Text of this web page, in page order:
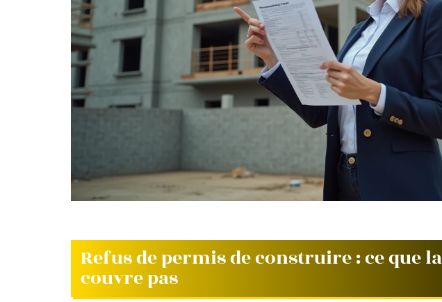
Refus de permis de construire : ce que
couvre pas